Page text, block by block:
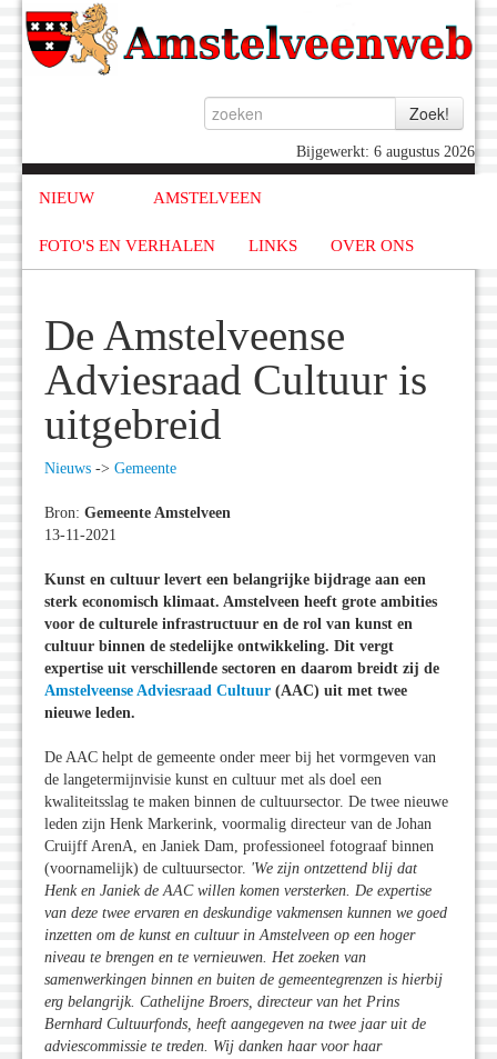
Bijgewerkt: 6 augustus 2026
NIEUW AMSTELVEEN
FOTO'S EN VERHALEN LINKS OVER ONS
De Amstelveense
Adviesraad Cultuur is
uitgebreid
Nieuws -> Gemeente
Bron: Gemeente Amstelveen
13-11-2021
Kunst en cultuur levert een belangrijke bijdrage aan een
sterk economisch klimaat. Amstelveen heeft grote ambities
voor de culturele infrastructuur en de rol van kunst en
cultuur binnen de stedelijke ontwikkeling. Dit vergt
expertise uit verschillende sectoren en daarom breidt zij de
Amstelveense Adviesraad Cultuur (AAC) uit met twee
nieuwe leden.
De AAC helpt de gemeente onder meer bij het vormgeven van
de langetermijnvisie kunst en cultuur met als doel een
kwaliteitsslag te maken binnen de cultuursector. De twee nieuwe
leden zijn Henk Markerink, voormalig directeur van de Johan
Cruijff ArenA, en Janiek Dam, professioneel fotograaf binnen
(voornamelijk) de cultuursector. 'We zijn ontzettend blij dat
Henk en Janiek de AAC willen komen versterken. De expertise
van deze twee ervaren en deskundige vakmensen kunnen we goed
inzetten om de kunst en cultuur in Amstelveen op een hoger
niveau te brengen en te vernieuwen. Het zoeken van
samenwerkingen binnen en buiten de gemeentegrenzen is hierbij
erg belangrijk. Cathelijne Broers, directeur van het Prins
Bernhard Cultuurfonds, heeft aangegeven na twee jaar uit de
adviescommissie te treden. Wij danken haar voor haar